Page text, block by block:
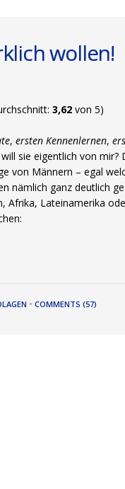
wollen!
3,62 von 5)
,ersten Kennenlernen,
sie eigentlich von
von Männern – egal
nämlich ganz deutlich
Afrika, Lateinamerika
•COMMENTS (57)